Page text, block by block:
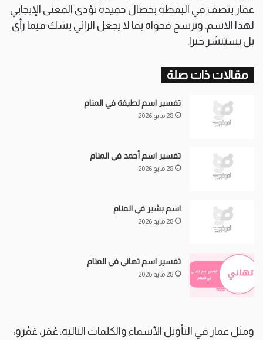
عمار يتصف في اليقظة بخصال حميدة تؤدى المعنى الإيجابي
لهذا الاسم. وترسخ فحواه بما لا يجعل الرائي يشك فيما رأى
بل يستبشر خيرا.
مقالات ذات صلة
تفسير اسم لطيفة في المنام
28 مايو 2026
تفسير اسم أحمد في المنام
28 مايو 2026
اسم بشير في المنام
28 مايو 2026
تفسير اسم تهاني في المنام
28 مايو 2026
ومثل عمار في التأويل الأسماء والكلمات التالية: عُمَر، عَمْرو،